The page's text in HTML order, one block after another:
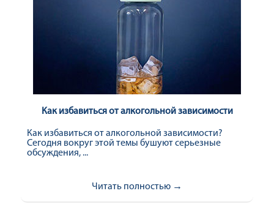
Как избавиться от алкогольной зависимости
Как избавиться от алкогольной зависимости?
Сегодня вокруг этой темы бушуют серьезные
обсуждения, ...
Читать полностью →